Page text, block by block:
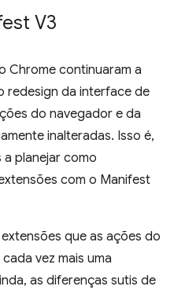
V3
Chrome continuaram a
redesign da interface de
do navegador e da
inalteradas. Isso é,
planejar como
com o Manifest
que as ações do
vez mais uma
as diferenças sutis de